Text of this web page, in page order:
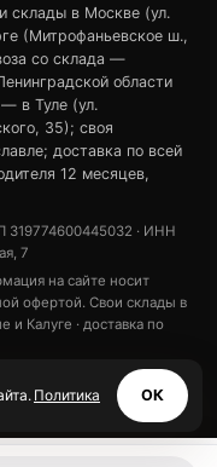
Политика ОК
склады в Москве (ул.
(Митрофаньевское ш.,
со склада —
области
в Туле (ул.
35); своя
доставка по всей
12 месяцев,
319774600445032 · ИНН
7
на сайте носит
офертой. Свои склады в
и Калуге · доставка по
данных